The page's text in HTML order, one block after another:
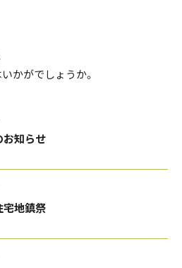
せ
かがでしょうか。
お知らせ
宅地鎮祭